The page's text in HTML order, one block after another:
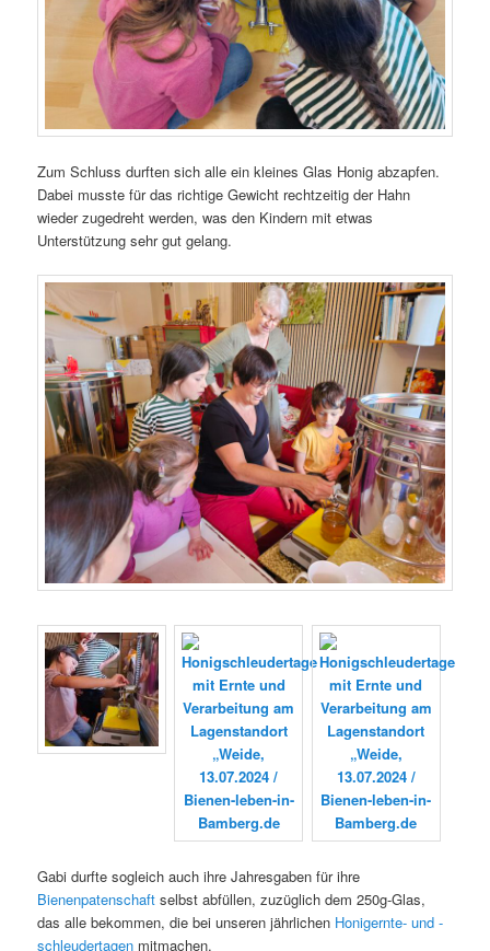
Zum Schluss durften sich alle ein kleines Glas Honig abzapfen.
Dabei musste für das richtige Gewicht rechtzeitig der Hahn
wieder zugedreht werden, was den Kindern mit etwas
Unterstützung sehr gut gelang.
Gabi durfte sogleich auch ihre Jahresgaben für ihre
Bienenpatenschaft selbst abfüllen, zuzüglich dem 250g-Glas,
das alle bekommen, die bei unseren jährlichen Honigernte- und -
schleudertagen mitmachen.